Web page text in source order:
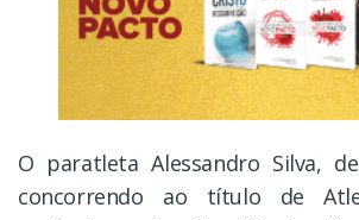
O paratleta Alessandro Silva,
concorrendo ao título de